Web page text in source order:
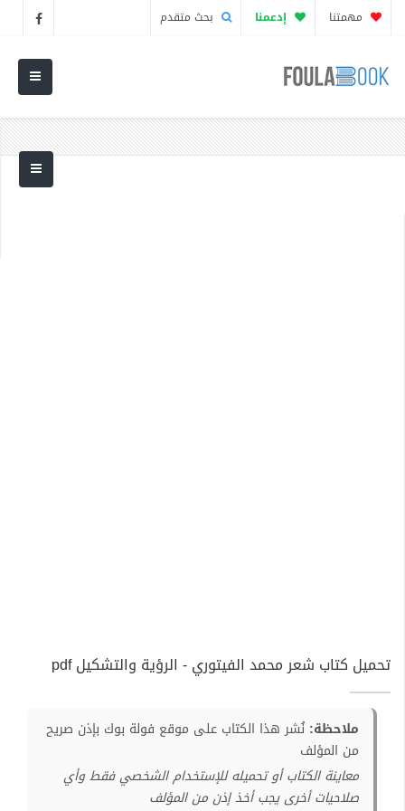
مهمتنا إدعمنا بحث متقدم
تحميل كتاب شعر محمد الفيتوري - الرؤية والتشكيل pdf
ملاحظة: نُشر هذا الكتاب على موقع فولة بوك بإذن صريح
من المؤلف
معاينة الكتاب أو تحميله للإستخدام الشخصي فقط وأي
صلاحيات أخرى يجب أخذ إذن من المؤلف